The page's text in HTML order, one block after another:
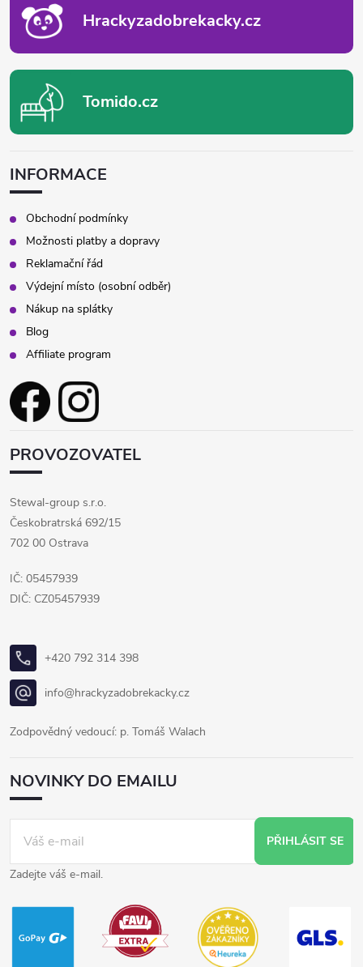
Hrackyzadobrekacky.cz
Tomido.cz
INFORMACE
Obchodní podmínky
Možnosti platby a dopravy
Reklamační řád
Výdejní místo (osobní odběr)
Nákup na splátky
Blog
Affiliate program
PROVOZOVATEL
Stewal-group s.r.o.
Českobratrská 692/15
702 00 Ostrava
IČ: 05457939
DIČ: CZ05457939
+420 792 314 398
info@hrackyzadobrekacky.cz
Zodpovědný vedoucí: p. Tomáš Walach
NOVINKY DO EMAILU
PŘIHLÁSIT SE
Zadejte váš e-mail.